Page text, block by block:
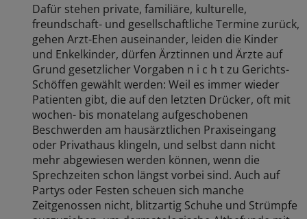
Dafür stehen private, familiäre, kulturelle,
freundschaft- und gesellschaftliche Termine zurück,
gehen Arzt-Ehen auseinander, leiden die Kinder
und Enkelkinder, dürfen Ärztinnen und Ärzte auf
Grund gesetzlicher Vorgaben n i c h t zu Gerichts-
Schöffen gewählt werden: Weil es immer wieder
Patienten gibt, die auf den letzten Drücker, oft mit
wochen- bis monatelang aufgeschobenen
Beschwerden am hausärztlichen Praxiseingang
oder Privathaus klingeln, und selbst dann nicht
mehr abgewiesen werden können, wenn die
Sprechzeiten schon längst vorbei sind. Auch auf
Partys oder Festen scheuen sich manche
Zeitgenossen nicht, blitzartig Schuhe und Strümpfe